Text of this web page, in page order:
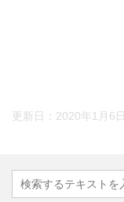
更新日： 2020年1月6日